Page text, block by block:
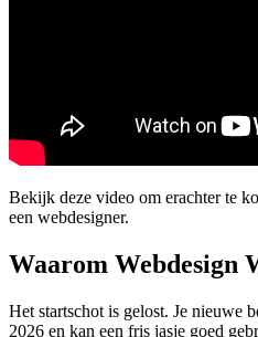
Bekijk deze video om erachter te
een webdesigner.
Waarom Webdesign
Het startschot is gelost. Je nieuwe
2026 en kan een fris jasje goed